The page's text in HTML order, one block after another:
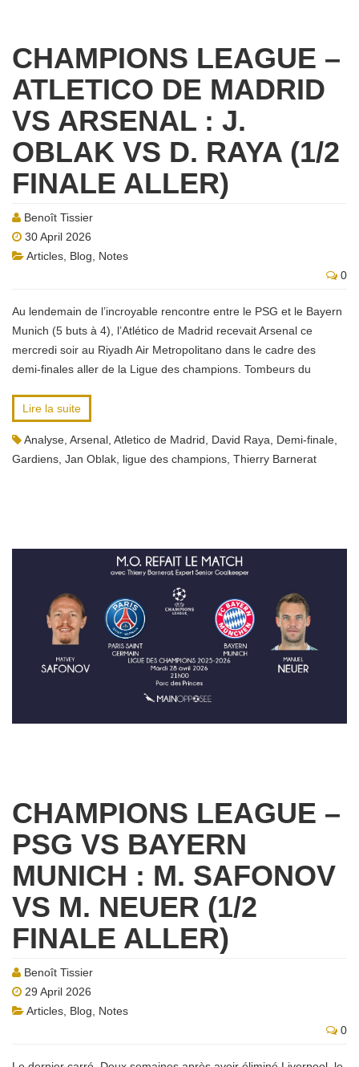
CHAMPIONS LEAGUE –
ATLETICO DE MADRID
VS ARSENAL : J.
OBLAK VS D. RAYA (1/2
FINALE ALLER)
Benoît Tissier
30 April 2026
Articles Blog
Notes
0
Au lendemain de l’incroyable rencontre entre le PSG et le Bayern
Munich (5 buts à 4), l’Atlético de Madrid recevait Arsenal ce
mercredi soir au Riyadh Air Metropolitano dans le cadre des
demi-finales aller de la Ligue des champions. Tombeurs du
Lire la suite
Analyse Arsenal Atletico de Madrid David Raya Demi-finale
Gardiens Jan Oblak ligue des champions Thierry Barnerat
CHAMPIONS LEAGUE –
PSG VS BAYERN
MUNICH : M. SAFONOV
VS M. NEUER (1/2
FINALE ALLER)
Benoît Tissier
29 April 2026
Articles Blog
Notes
0